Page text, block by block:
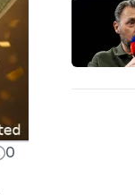
0